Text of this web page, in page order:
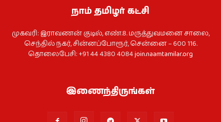
நாம் தமிழர் கட்சி
முகவரி: இராவணன் குடில், எண்.8. மருத்துவமனை சாலை,
செந்தில் நகர், சின்னப்போரூர், சென்னை – 600 116.
தொலைபேசி: +91 44 4380 4084join.naamtamilar.org
இணைந்திருங்கள்